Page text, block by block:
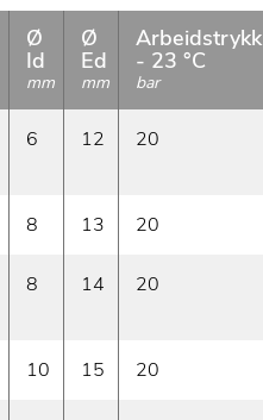
Ø
Id
mm
Ø
Ed
mm
Arbeidstrykk
- 23 °C
bar
6 12 20
8 13 20
8 14 20
10 15 20